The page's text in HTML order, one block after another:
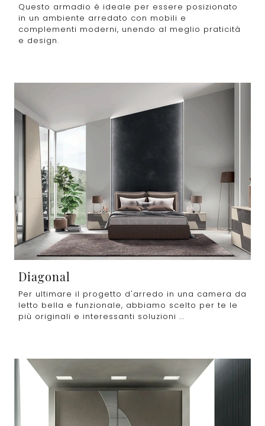
Questo armadio è ideale per essere posizionato
in un ambiente arredato con mobili e
complementi moderni, unendo al meglio praticità
e design.
Diagonal
Per ultimare il progetto d'arredo in una camera da
letto bella e funzionale, abbiamo scelto per te le
più originali e interessanti soluzioni ...